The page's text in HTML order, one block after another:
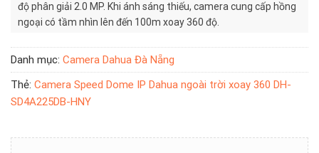
độ phân giải 2.0 MP. Khi ánh sáng thiếu, camera cung cấp hồng
ngoại có tầm nhìn lên đến 100m xoay 360 độ.
Danh mục: Camera Dahua Đà Nẵng
Thẻ: Camera Speed Dome IP Dahua ngoài trời xoay 360 DH-
SD4A225DB-HNY